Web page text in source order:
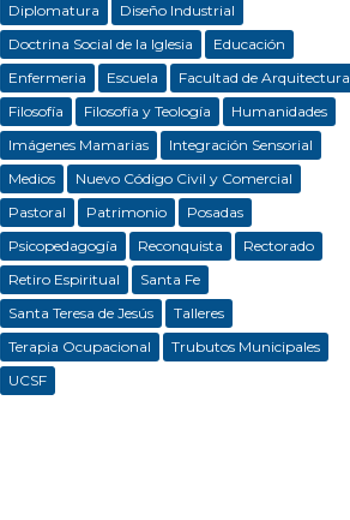
Diplomatura
Diseño Industrial
Doctrina Social de la Iglesia
Educación
Enfermeria
Escuela
Facultad de Arquitectura
Filosofía
Filosofía y Teología
Humanidades
Imágenes Mamarias
Integración Sensorial
Medios
Nuevo Código Civil y Comercial
Pastoral
Patrimonio
Posadas
Psicopedagogía
Reconquista
Rectorado
Retiro Espiritual
Santa Fe
Santa Teresa de Jesús
Talleres
Terapia Ocupacional
Trubutos Municipales
UCSF